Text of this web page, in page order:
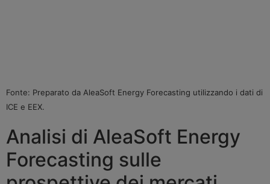
Fonte: Preparato da AleaSoft Energy Forecasting utilizzando i dati di
ICE e EEX.
Analisi di AleaSoft Energy
Forecasting sulle